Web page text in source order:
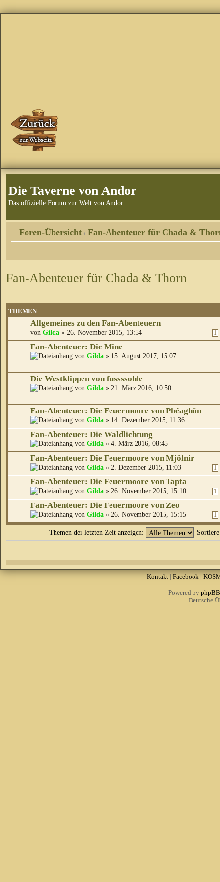
Die Taverne von Andor
Das offizielle Forum zur Welt von Andor
Foren-Übersicht ‹ Fan-Abenteuer für Chada &
Fan-Abenteuer für Chada & Thorn
THEMEN
Allgemeines zu den Fan-Abenteuern
1
von Gilda » 26. November 2015, 13:54
Fan-Abenteuer: Die Mine
von Gilda » 15. August 2017, 15:07
Die Westklippen von fussssohle
von Gilda » 21. März 2016, 10:50
Fan-Abenteuer: Die Feuermoore von Phéaghôn
von Gilda » 14. Dezember 2015, 11:36
Fan-Abenteuer: Die Waldlichtung
von Gilda » 4. März 2016, 08:45
Fan-Abenteuer: Die Feuermoore von Mjölnir
1
von Gilda » 2. Dezember 2015, 11:03
Fan-Abenteuer: Die Feuermoore von Tapta
1
von Gilda » 26. November 2015, 15:10
Fan-Abenteuer: Die Feuermoore von Zeo
1
von Gilda » 26. November 2015, 15:15
Themen der letzten Zeit anzeigen:
Kontakt| Facebook|
Powered by phpBB
Deutsche